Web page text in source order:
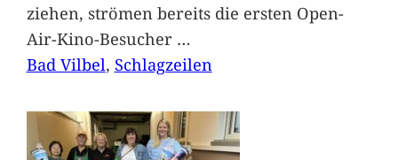
ziehen, strömen bereits die ersten Open-
Air-Kino-Besucher …
Bad Vilbel, Schlagzeilen